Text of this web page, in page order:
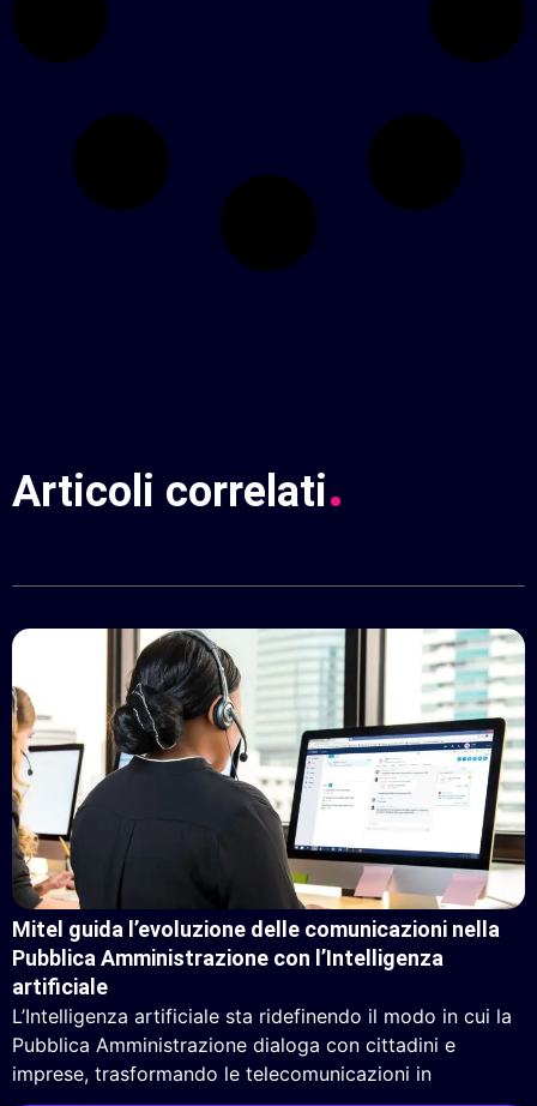
Articoli correlati.
Mitel guida l’evoluzione delle comunicazioni nella
Pubblica Amministrazione con l’Intelligenza
artificiale
L’Intelligenza artificiale sta ridefinendo il modo in cui la
Pubblica Amministrazione dialoga con cittadini e
imprese, trasformando le telecomunicazioni in